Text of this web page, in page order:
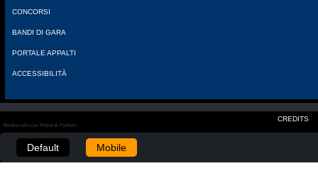
CONCORSI
BANDI DI GARA
PORTALE APPALTI
ACCESSIBILITÀ
CREDITS
Realizzato con Plone & Python
Default Mobile